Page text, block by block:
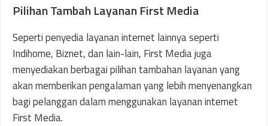
Pilihan Tambah Layanan First Media
Seperti penyedia layanan internet lainnya seperti
Indihome, Biznet, dan lain-lain, First Media juga
menyediakan berbagai pilihan tambahan layanan yang
akan memberikan pengalaman yang lebih menyenangkan
bagi pelanggan dalam menggunakan layanan internet
First Media.